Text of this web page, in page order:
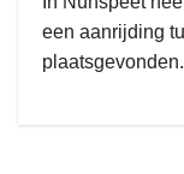
een aanrijding